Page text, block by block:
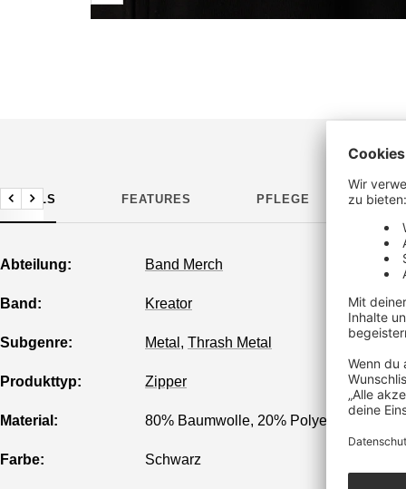
DETAILS FEATURES PFLEGE
ZurückWeiter
Abteilung: Band Merch
Band: Kreator
Subgenre: Metal , Thrash Metal
Produkttyp: Zipper
Material: 80% Baumwolle, 20% Polyester
Farbe: Schwarz